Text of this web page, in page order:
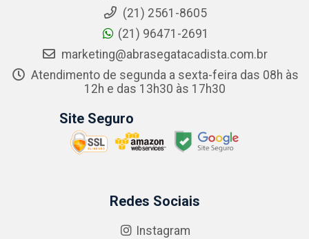
(21) 2561-8605
(21) 96471-2691
marketing@abrasegatacadista.com.br
Atendimento de segunda a sexta-feira das 08h às
12h e das 13h30 às 17h30
Site Seguro
Redes Sociais
Instagram